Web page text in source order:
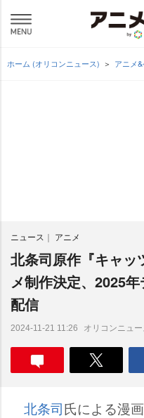
ホーム (オリコンニュース) アニメ
ニュース アニメ
北条司原作『キャッ
メ制作決定、2025
配信
2024-11-21 11:26 オリコンニュー
北条司氏による漫